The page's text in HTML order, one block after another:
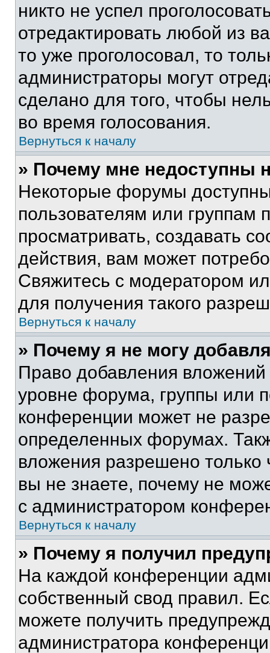
никто не успел
отредактировать любой из
то уже проголосовал, то
администраторы могут
сделано для того, чтобы
во время голосования.
Вернуться к началу
» Почему мне недоступны
Некоторые форумы
пользователям или группам
просматривать, создавать
действия, вам может
Свяжитесь с модератором
для получения такого
Вернуться к началу
» Почему я не могу
Право добавления
уровне форума, группы или
конференции может не
определенных форумах.
вложения разрешено
вы не знаете, почему не
с администратором
Вернуться к началу
» Почему я получил
На каждой конференции
собственный свод правил.
можете получить
администратора